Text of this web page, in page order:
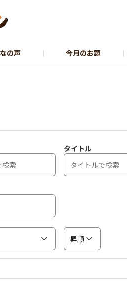
の声 今月のお題
と
タイトル
昇順